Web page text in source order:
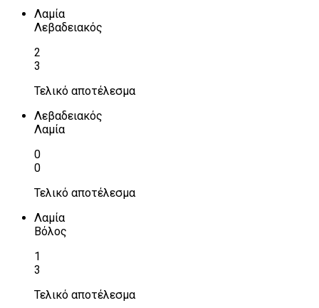
Λαμία
Λεβαδειακός
2
3
Τελικό αποτέλεσμα
Λεβαδειακός
Λαμία
0
0
Τελικό αποτέλεσμα
Λαμία
Βόλος
1
3
Τελικό αποτέλεσμα